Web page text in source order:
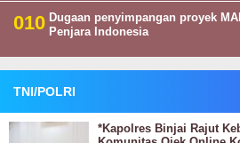
Dugaan penyimpangan proyek
Penjara Indonesia
TNI/POLRI
*Kapolres Binjai Rajut